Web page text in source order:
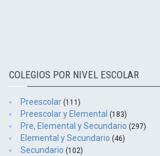
COLEGIOS POR NIVEL ESCOLAR
Preescolar (111)
Preescolar y Elemental (183)
Pre, Elemental y Secundario (297)
Elemental y Secundario (46)
Secundario (102)